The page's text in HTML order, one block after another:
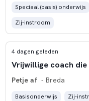
Speciaal (basis) onderwijs
Zij-instroom
4 dagen geleden
Petje af - Breda
Basisonderwijs Zij-